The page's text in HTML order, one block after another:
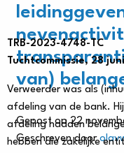
van)
Gepost op 22
Geschreven door
TRB-2023-4748-TC
Tuchtcommissie, 28
Verweerder was als
afdeling van de bank.
afdeling hadden
hebben die zakelijke